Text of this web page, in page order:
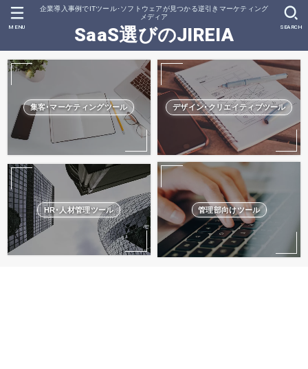
企業導入事例でITツール･ソフトウェアが見つかる逆引きマーケティング
メディア
SaaS選びのJIREIA SEARCH
MENU
集客･マーケティングツール デザイン･クリエイティブツール
HR･人材管理ツール 管理部向けツール